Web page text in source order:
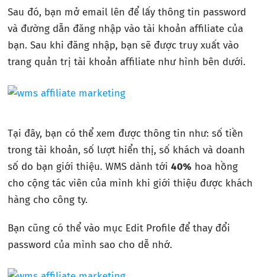
Sau đó, bạn mở email lên để lấy thông tin password
và đường dẫn đăng nhập vào tài khoản affiliate của
bạn. Sau khi đăng nhập, bạn sẽ được truy xuất vào
trang quản trị tài khoản affiliate như hình bên dưới.
Tại đây, bạn có thể xem được thông tin như: số tiền
trong tài khoản, số lượt hiển thị, số khách và doanh
số do bạn giới thiệu. WMS dành tới40% hoa hồng
cho cộng tác viên của mình khi giới thiệu được khách
hàng cho công ty.
Bạn cũng có thể vào mục Edit Profile để thay đổi
password của mình sao cho dễ nhớ.